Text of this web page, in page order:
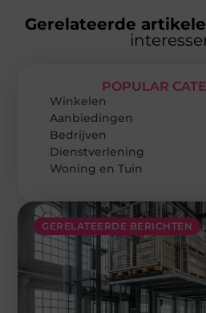
Gerelateerde
GERELATEERDE BERICHTEN
POPULAR
Winkelen
Aanbiedingen
Bedrijven
Dienstverlening
Woning en Tuin